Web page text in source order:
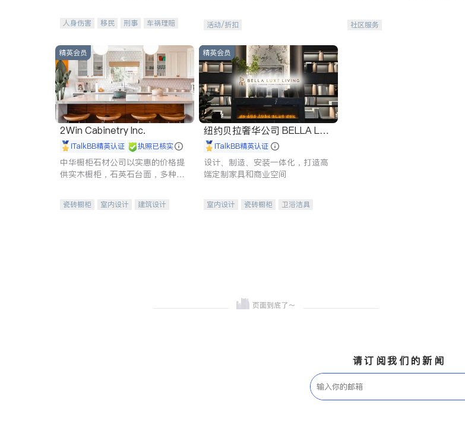
人身伤害 移民 刑事
车祸理赔
商标注册
索赔 律师-其它 保释
活动/折扣 社区服务
精英会员
2Win Cabinetry Inc.
iTalkBB精英认证 执照已核实
中华橱柜石材公司以实惠的价格提
供实木橱柜，石英石台面，多种优
机。品质厨房，家的选择。
瓷砖橱柜 室内设计
建筑设计
精英会员
纽约贝拉奢华公司 BELLA LUX
E iTalkBB精英认证
设计、制造、安装一体化，打造高
端定制家具和商业空间
室内设计 瓷砖橱柜
卫浴洁具
请订阅我们的新闻